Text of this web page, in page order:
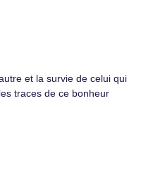
et la survie de celui qui
traces de ce bonheur